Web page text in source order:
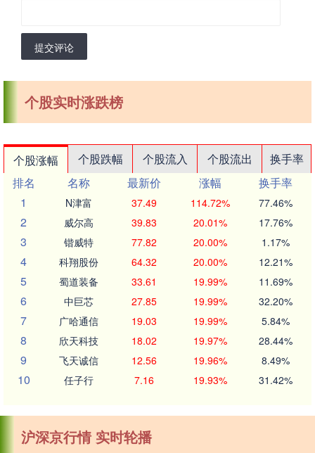
提交评论
个股实时涨跌榜
个股涨幅 个股跌幅 个股流入 个股流出
换手率
排名
名称 最新价 涨幅
换手率
1
N津富 37.49 114.72% 77.46%
2 威尔高 39.83 20.01% 17.76%
3 锴威特 77.82 20.00% 1.17%
4 科翔股份 64.32 20.00% 12.21%
5 蜀道装备 33.61 19.99% 11.69%
6 中巨芯 27.85 19.99% 32.20%
7 广哈通信 19.03 19.99% 5.84%
8 欣天科技 18.02 19.97% 28.44%
9 飞天诚信 12.56 19.96% 8.49%
10 任子行 7.16 19.93% 31.42%
沪深京行情 实时轮播